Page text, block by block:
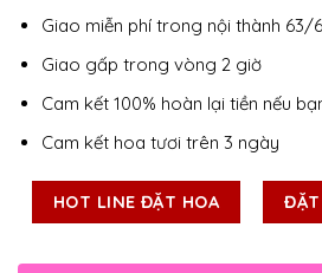
Giao miễn phí trong nội thành 63/
Giao gấp trong vòng 2 giờ
Cam kết 100% hoàn lại tiền nếu
Cam kết hoa tươi trên 3 ngày
HOT LINE ĐẶT HOA